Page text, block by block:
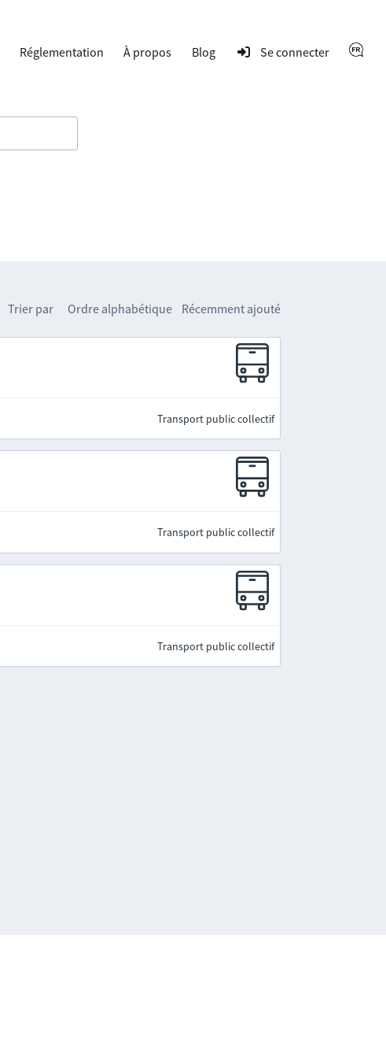
Réglementation À propos Blog Se connecter
Trier par Ordre alphabétique Récemment ajouté
Transport public collectif
Transport public collectif
Transport public collectif